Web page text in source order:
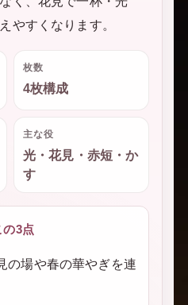
やすくなります。
枚数
4枚構成
主な役
光・花見・赤短・か
す
の3点
の場や春の華やぎを連